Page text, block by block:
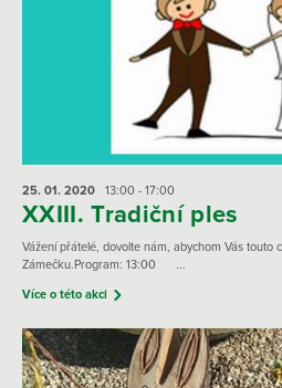
25. 01. 2020 13:00 - 17:00
XXIII. Tradiční ples
Vážení přátelé, dovolte nám, abychom Vás touto
Zámečku.Program: 13:00 ...
Více o této akci